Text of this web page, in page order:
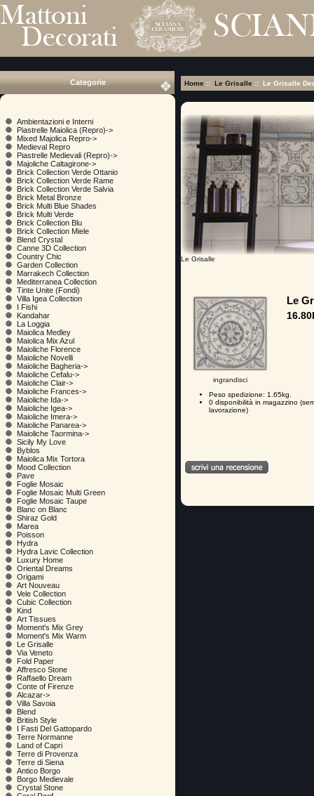
Categorie
Ambientazioni e Interni
Piastrelle Maiolica (Repro)->
Mixed Majolica Repro->
Medieval Repro
Piastrelle Medievali (Repro)->
Majoliche Caltagirone->
Brick Collection Verde Ottanio
Brick Collection Verde Rame
Brick Collection Verde Salvia
Brick Metal Bronze
Brick Multi Blue Shades
Brick Multi Verde
Brick Collection Blu
Brick Collection Miele
Blend Crystal
Canne 3D Collection
Country Chic
Garden Collection
Marrakech Collection
Mediterranea Collection
Tinte Unite (Fondi)
Villa Igea Collection
I Fishi
Kandahar
La Loggia
Maiolica Medley
Maiolica Mix Azul
Maioliche Florence
Maioliche Novelli
Maioliche Bagheria->
Maioliche Cefalu->
Maioliche Clair->
Maioliche Frances->
Maioliche Ida->
Maioliche Igea->
Maioliche Imera->
Maioliche Panarea->
Maioliche Taormina->
Sicily My Love
Byblos
Maiolica Mix Tortora
Mood Collection
Pave
Foglie Mosaic
Foglie Mosaic Multi Green
Foglie Mosaic Taupe
Blanc on Blanc
Shiraz Gold
Marea
Poisson
Hydra
Hydra Lavic Collection
Luxury Home
Oriental Dreams
Origami
Art Nouveau
Vele Collection
Cubic Collection
Kind
Art Tissues
Moment's Mix Grey
Moment's Mix Warm
Le Grisalle
Via Veneto
Fold Paper
Affresco Stone
Raffaello Dream
Conte of Firenze
Alcazar->
Villa Savoia
Blend
British Style
I Fasti Del Gattopardo
Terre Normanne
Land of Capri
Terre di Provenza
Terre di Siena
Antico Borgo
Borgo Medievale
Crystal Stone
Home :: Le Grisalle :: Le Grisalle
Le Grisalle
ingrandisci
Le
Peso spedizione: 1.65kg.
0 disponibilità in magazzino
lavorazione)